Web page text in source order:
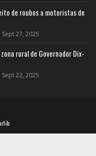
de roubos a motoristas de
Sept 27, 2025
rural de Governador Dix-
Sept 22, 2025